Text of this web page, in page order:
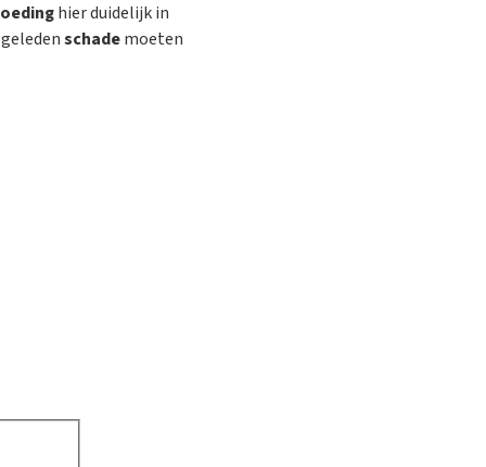
hier duidelijk in
schademoeten